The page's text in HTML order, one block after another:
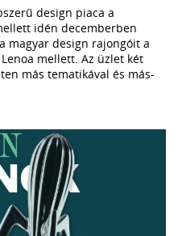
design piaca a
idén decemberben
magyar design rajongóit a
mellett. Az üzlet két
más tematikával és más-